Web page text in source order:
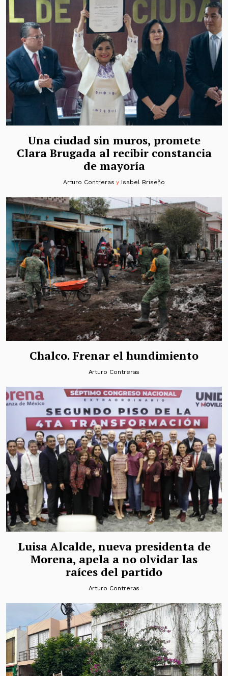
Una ciudad sin muros, promete
Clara Brugada al recibir constancia
de mayoría
Arturo Contreras y Isabel Briseño
Chalco. Frenar el hundimiento
Arturo Contreras
Luisa Alcalde, nueva presidenta de
Morena, apela a no olvidar las
raíces del partido
Arturo Contreras